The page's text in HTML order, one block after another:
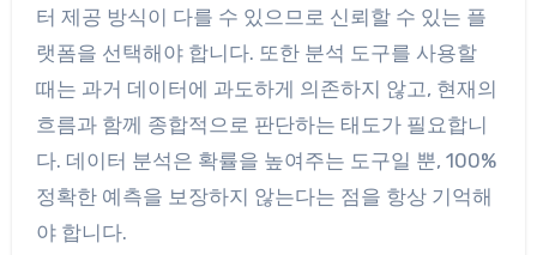
터 제공 방식이 다를 수 있으므로 신뢰할 수 있는 플
랫폼을 선택해야 합니다. 또한 분석 도구를 사용할
때는 과거 데이터에 과도하게 의존하지 않고, 현재의
흐름과 함께 종합적으로 판단하는 태도가 필요합니
다. 데이터 분석은 확률을 높여주는 도구일 뿐, 100%
정확한 예측을 보장하지 않는다는 점을 항상 기억해
야 합니다.